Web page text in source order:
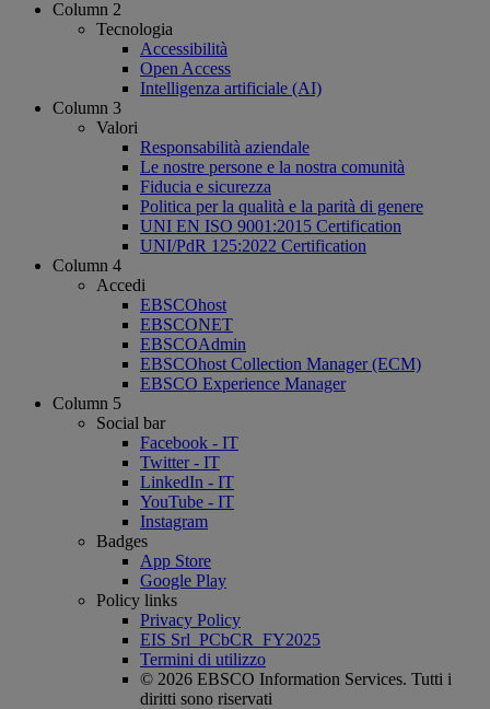
Column 2
Tecnologia
Accessibilità
Open Access
Intelligenza artificiale (AI)
Column 3
Valori
Responsabilità aziendale
Le nostre persone e la nostra comunità
Fiducia e sicurezza
Politica per la qualità e la parità di genere
UNI EN ISO 9001:2015 Certification
UNI/PdR 125:2022 Certification
Column 4
Accedi
EBSCOhost
EBSCONET
EBSCOAdmin
EBSCOhost Collection Manager (ECM)
EBSCO Experience Manager
Column 5
Social bar
Facebook - IT
Twitter - IT
LinkedIn - IT
YouTube - IT
Instagram
Badges
App Store
Google Play
Policy links
Privacy Policy
EIS Srl_PCbCR_FY2025
Termini di utilizzo
© 2026 EBSCO Information Services. Tutti i
diritti sono riservati